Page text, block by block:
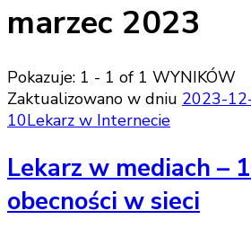
marzec 2023
Pokazuje: 1 - 1 of 1 WYNIKÓW
Zaktualizowano w dniu 2023-
10Lekarz w Internecie
Lekarz w mediach –
obecności w sieci